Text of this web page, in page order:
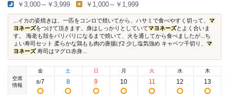
￥3,000～￥3,999 ￥1,000～￥1,999
...イカの姿焼きは、一匹をコンロで焼いてから、ハサミで食べやすく切って、 マ
ヨネーズをつけて頂きます。身はしっかりとしていてマヨネーズとよく合いま
す。 海老も殻をパリパリになるまで焼いて、火を通してから食べましたが...ち
ょい寿司セット 柔らかな鶏もも肉の唐揚げ2 少し塩気強め キャベツ千切り、 マ
ヨネーズ寿司はマグロ赤身...
空席
情報
金
8/7
土
8
日
9
月
10
火
11
水
12
木
13